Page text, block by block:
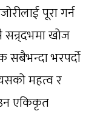
पूरा गर्न
खोज
सबैभन्दा भरपर्दो
महत्व र
एकिकृत